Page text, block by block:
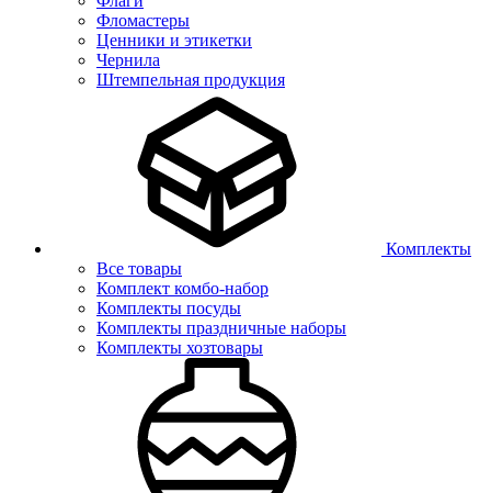
Фломастеры
Ценники и этикетки
Чернила
Штемпельная продукция
Комплекты
Все товары
Комплект комбо-набор
Комплекты посуды
Комплекты праздничные наборы
Комплекты хозтовары